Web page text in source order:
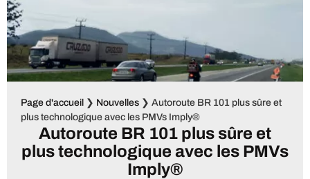
Page d'accueil ❯ Nouvelles ❯ Autoroute BR 101 plus sûre et
plus technologique avec les PMVs Imply®
Autoroute BR 101 plus sûre et
plus technologique avec les PMVs
Imply®